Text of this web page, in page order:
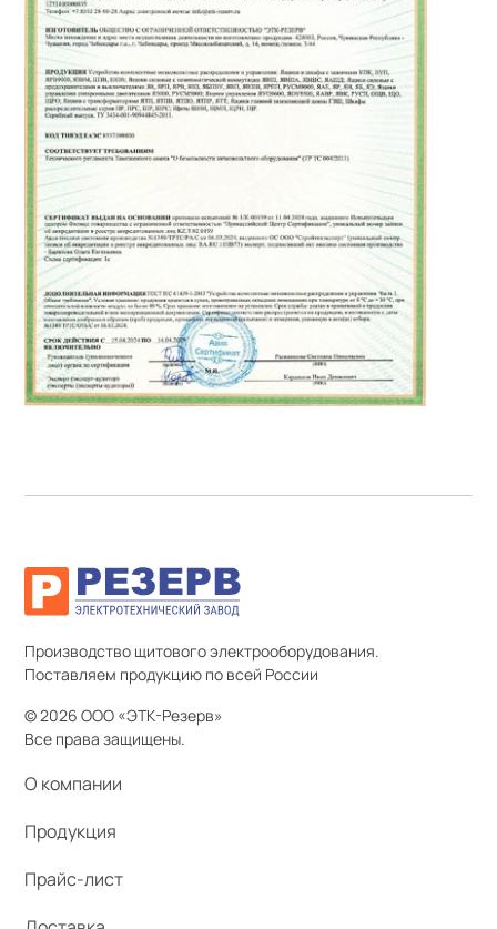
Производство щитового электрооборудования.
Поставляем продукцию по всей России
© 2026 ООО «ЭТК-Резерв»
Все права защищены.
О компании
Продукция
Прайс-лист